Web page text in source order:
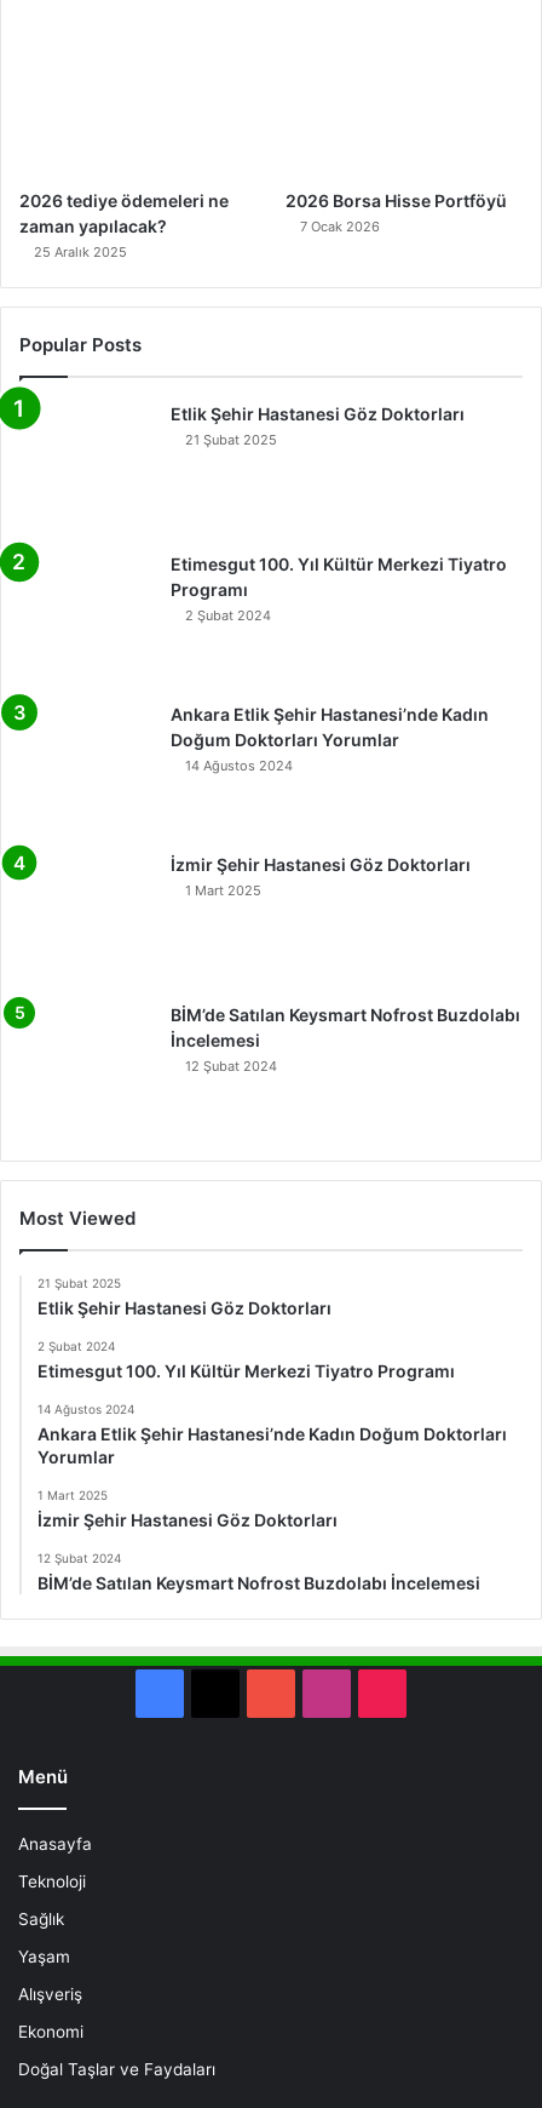
2026 tediye ödemeleri ne
zaman yapılacak?
25 Aralık 2025
2026 Borsa Hisse Portföyü
7 Ocak 2026
Popular Posts
Etlik Şehir Hastanesi Göz Doktorları
21 Şubat 2025
Etimesgut 100. Yıl Kültür Merkezi Tiyatro
Programı
2 Şubat 2024
Ankara Etlik Şehir Hastanesi’nde Kadın
Doğum Doktorları Yorumlar
14 Ağustos 2024
İzmir Şehir Hastanesi Göz Doktorları
1 Mart 2025
BİM’de Satılan Keysmart Nofrost Buzdolabı
İncelemesi
12 Şubat 2024
Most Viewed
21 Şubat 2025
Etlik Şehir Hastanesi Göz Doktorları
2 Şubat 2024
Etimesgut 100. Yıl Kültür Merkezi Tiyatro Programı
14 Ağustos 2024
Ankara Etlik Şehir Hastanesi’nde Kadın Doğum Doktorları
Yorumlar
1 Mart 2025
İzmir Şehir Hastanesi Göz Doktorları
12 Şubat 2024
BİM’de Satılan Keysmart Nofrost Buzdolabı İncelemesi
Menü
Anasayfa
Teknoloji
Sağlık
Yaşam
Alışveriş
Ekonomi
Doğal Taşlar ve Faydaları